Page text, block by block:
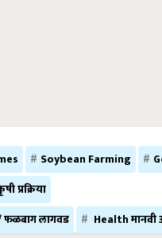
Soybean Farming
प्रक्रिया
लागवड
Health मानवी